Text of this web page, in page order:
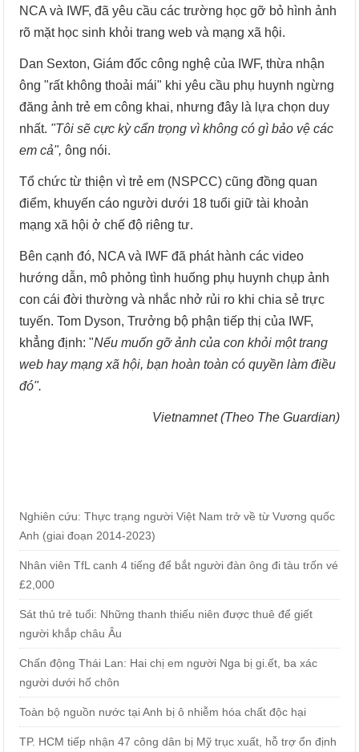
NCA và IWF, đã yêu cầu các trường học gỡ bỏ hình ảnh
rõ mặt học sinh khỏi trang web và mạng xã hội.
Dan Sexton, Giám đốc công nghệ của IWF, thừa nhận
ông "rất không thoải mái" khi yêu cầu phụ huynh ngừng
đăng ảnh trẻ em công khai, nhưng đây là lựa chọn duy
nhất. "Tôi sẽ cực kỳ cẩn trọng vì không có gì bảo vệ các
em cả", ông nói.
Tổ chức từ thiện vì trẻ em (NSPCC) cũng đồng quan
điểm, khuyến cáo người dưới 18 tuổi giữ tài khoản
mạng xã hội ở chế độ riêng tư.
Bên cạnh đó, NCA và IWF đã phát hành các video
hướng dẫn, mô phỏng tình huống phụ huynh chụp ảnh
con cái đời thường và nhắc nhở rủi ro khi chia sẻ trực
tuyến. Tom Dyson, Trưởng bộ phận tiếp thị của IWF,
khẳng định: "Nếu muốn gỡ ảnh của con khỏi một trang
web hay mạng xã hội, bạn hoàn toàn có quyền làm điều
đó".
Vietnamnet (Theo The Guardian)
Nghiên cứu: Thực trạng người Việt Nam trở về từ Vương quốc
Anh (giai đoạn 2014-2023)
Nhân viên TfL canh 4 tiếng để bắt người đàn ông đi tàu trốn vé
£2,000
Sát thủ trẻ tuổi: Những thanh thiếu niên được thuê để giết
người khắp châu Âu
Chấn động Thái Lan: Hai chị em người Nga bị gi.ết, ba xác
người dưới hố chôn
Toàn bộ nguồn nước tại Anh bị ô nhiễm hóa chất độc hại
TP. HCM tiếp nhận 47 công dân bị Mỹ trục xuất, hỗ trợ ổn định